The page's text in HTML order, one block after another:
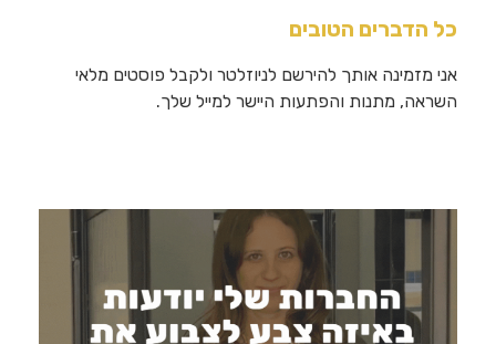
כל הדברים הטובים
אני מזמינה אותך להירשם לניוזלטר ולקבל פוסטים מלאי
השראה, מתנות והפתעות היישר למייל שלך.